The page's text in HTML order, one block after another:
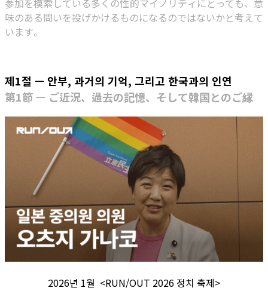
参加を模索している多くの性的マイノリティにとっても、意
味のある問いを投げかけるものになるのではないかと考えて
います。
제1절 — 안부, 과거의 기억, 그리고 한국과의 인연
第1節 — ご近況、過去の記憶、そして韓国とのご縁
2026년 1월 <RUN/OUT 2026 정치 축제>